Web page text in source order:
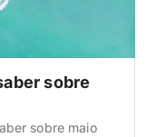
sobre
sobre maio